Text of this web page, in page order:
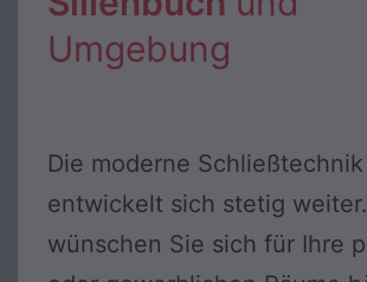
Umgebung
Die moderne Schließtechnik
entwickelt sich stetig
wünschen Sie sich für Ihre